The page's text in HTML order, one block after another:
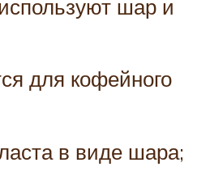
шар и
для кофейного
в виде шара;